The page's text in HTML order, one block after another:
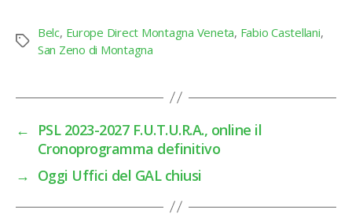
Tag
Belc, Europe Direct Montagna Veneta, Fabio Castellani,
San Zeno di Montagna
←
PSL 2023-2027 F.U.T.U.R.A., online il
Cronoprogramma definitivo
→ Oggi Uffici del GAL chiusi